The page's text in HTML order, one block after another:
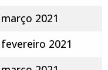
2021
2021